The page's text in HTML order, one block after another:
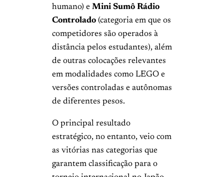
humano) e Mini Sumô Rádio
Controlado (categoria em que os
competidores são operados à
distância pelos estudantes), além
de outras colocações relevantes
em modalidades como LEGO e
versões controladas e autônomas
de diferentes pesos.
O principal resultado
estratégico, no entanto, veio com
as vitórias nas categorias que
garantem classificação para o